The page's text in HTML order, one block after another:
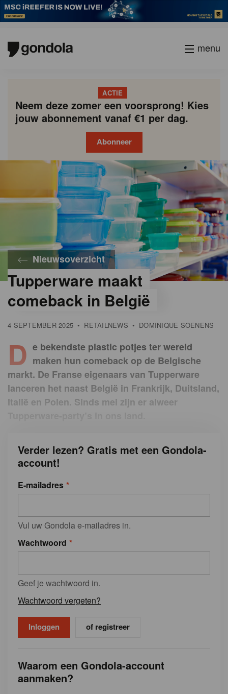
menu
ACTIE
Neem deze zomer een voorsprong! Kies
jouw abonnement vanaf €1 per dag.
Abonneer
Nieuwsoverzicht
Tupperware maakt
comeback in België
4 SEPTEMBER 2025 • RETAILNEWS • DOMINIQUE SOENENS
D e bekendste plastic potjes ter wereld
maken hun comeback op de Belgische
markt. De Franse eigenaars van Tupperware
lanceren het naast België in Frankrijk, Duitsland,
Italië en Polen. Sinds mei zijn er alweer
Verder lezen? Gratis met een Gondola-
account!
E-mailadres
Vul uw Gondola e-mailadres in.
Wachtwoord
Geef je wachtwoord in.
Wachtwoord vergeten?
of registreer
Waarom een Gondola-account
aanmaken?